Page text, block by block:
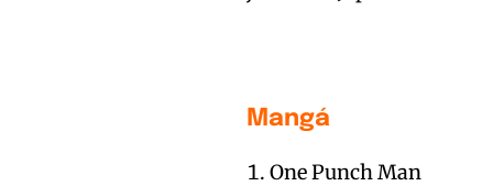
Mangá
One Punch Man